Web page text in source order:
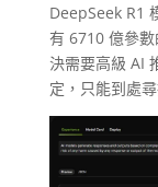
DeepSeek R1
有 6710 億參
決需要高級 AI
定，只能到處